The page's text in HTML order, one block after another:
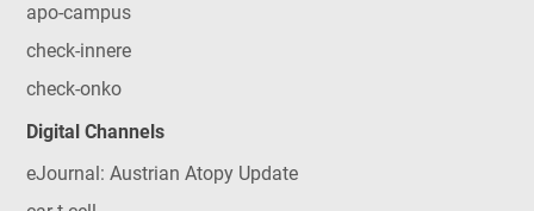
apo-campus
check-innere
check-onko
Digital Channels
eJournal: Austrian Atopy Update